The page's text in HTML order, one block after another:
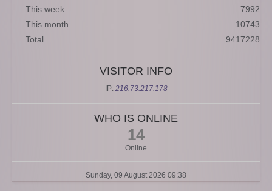
This week
7992
This month
10743
Total
9417228
VISITOR INFO
IP: 216.73.217.178
WHO IS ONLINE
14
Online
Sunday, 09 August 2026 09:38